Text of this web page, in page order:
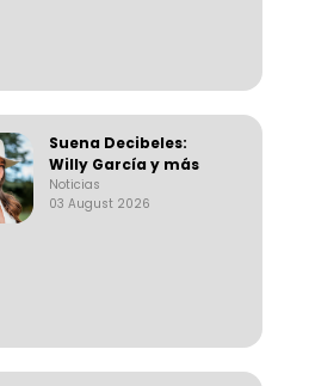
Suena Decibeles:
Willy García y más
Noticias
03 August 2026